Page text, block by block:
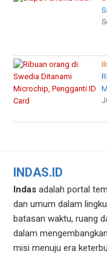
INDAS.ID
Indas adalah portal
dan umum dalam
batasan waktu, ruang
dalam
misi menuju era